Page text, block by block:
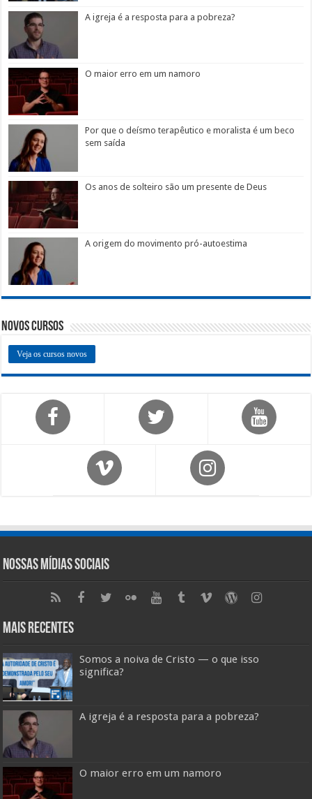
A igreja é a resposta para a pobreza?
O maior erro em um namoro
Por que o deísmo terapêutico e moralista é um beco
sem saída
Os anos de solteiro são um presente de Deus
A origem do movimento pró-autoestima
Novos Cursos
Veja os cursos novos
Nossas Mídias Sociais
Mais Recentes
Somos a noiva de Cristo — o que isso
significa?
A igreja é a resposta para a pobreza?
O maior erro em um namoro